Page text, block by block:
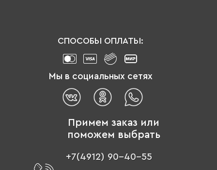
СПОСОБЫ ОПЛАТЫ:
Мы в социальных сетях
Примем заказ или
поможем выбрать
+7(4912) 90-40-55